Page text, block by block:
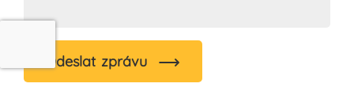
Odeslat zprávu